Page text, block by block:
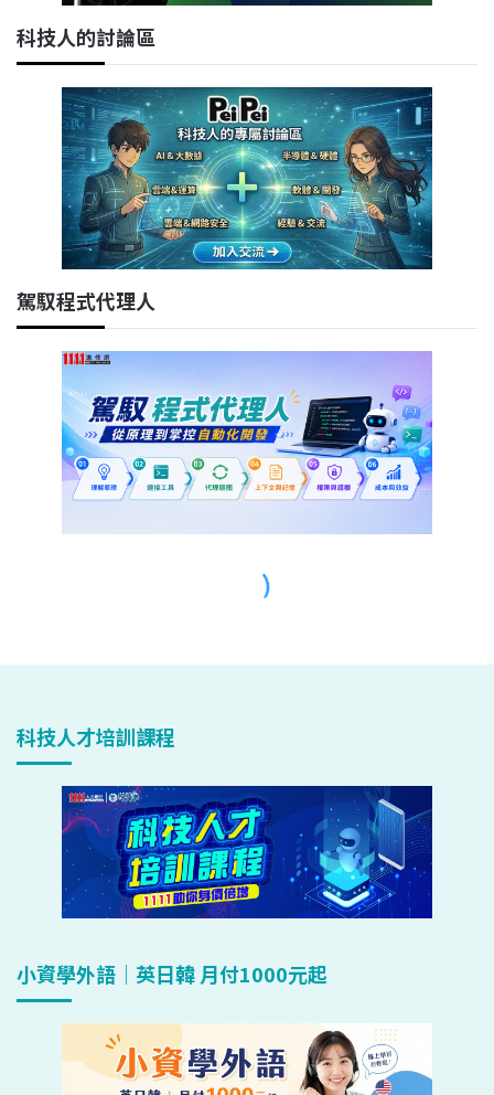
科技人才培訓課程
小資學外語｜英日韓 月付1000元起